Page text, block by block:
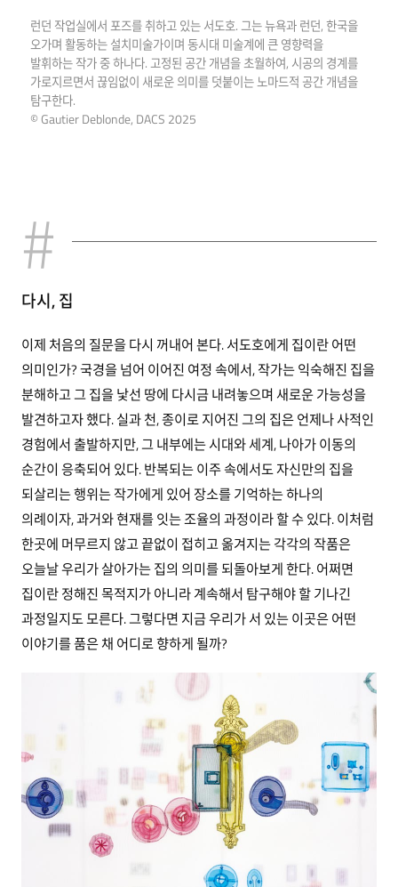
런던 작업실에서 포즈를 취하고 있는 서도호. 그는 뉴욕과 런던, 한국을
오가며 활동하는 설치미술가이며 동시대 미술계에 큰 영향력을
발휘하는 작가 중 하나다. 고정된 공간 개념을 초월하여, 시공의 경계를
가로지르면서 끊임없이 새로운 의미를 덧붙이는 노마드적 공간 개념을
탐구한다.
© Gautier Deblonde, DACS 2025
다시, 집
이제 처음의 질문을 다시 꺼내어 본다. 서도호에게 집이란 어떤
의미인가? 국경을 넘어 이어진 여정 속에서, 작가는 익숙해진 집을
분해하고 그 집을 낯선 땅에 다시금 내려놓으며 새로운 가능성을
발견하고자 했다. 실과 천, 종이로 지어진 그의 집은 언제나 사적인
경험에서 출발하지만, 그 내부에는 시대와 세계, 나아가 이동의
순간이 응축되어 있다. 반복되는 이주 속에서도 자신만의 집을
되살리는 행위는 작가에게 있어 장소를 기억하는 하나의
의례이자, 과거와 현재를 잇는 조율의 과정이라 할 수 있다. 이처럼
한곳에 머무르지 않고 끝없이 접히고 옮겨지는 각각의 작품은
오늘날 우리가 살아가는 집의 의미를 되돌아보게 한다. 어쩌면
집이란 정해진 목적지가 아니라 계속해서 탐구해야 할 기나긴
과정일지도 모른다. 그렇다면 지금 우리가 서 있는 이곳은 어떤
이야기를 품은 채 어디로 향하게 될까?